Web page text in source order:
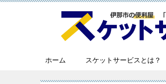
ホーム スケットサービスとは？